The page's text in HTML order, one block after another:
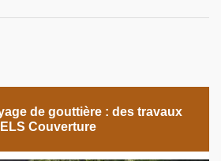
de gouttière : des travaux
Couverture